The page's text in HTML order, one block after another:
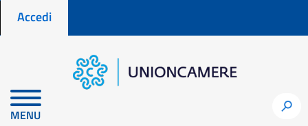
Menu profilo utente
Accedi
MENU
h
Home
Invitalia - Autoimpiego Centro-Nord